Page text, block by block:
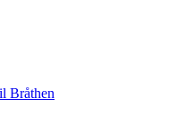
Bråthen